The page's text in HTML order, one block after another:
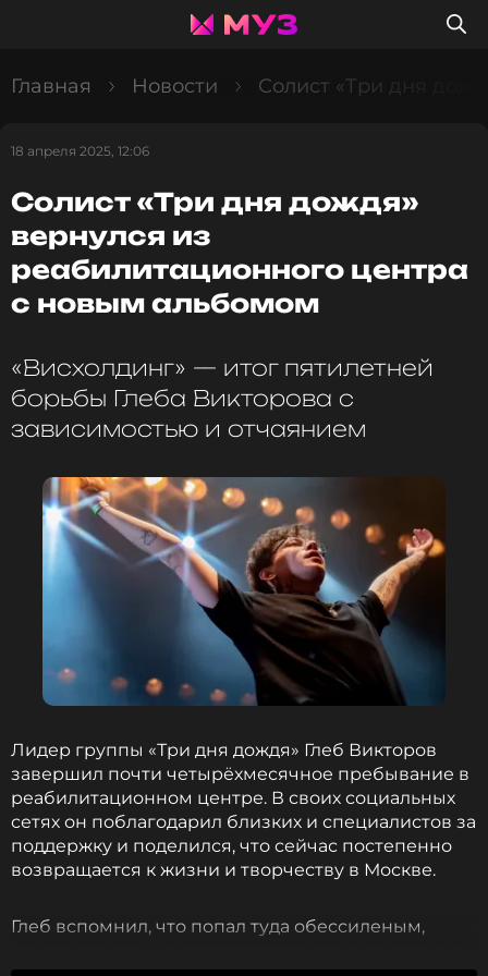
Главная Новости Солист «Три дня
18 апреля 2025, 12:06
Солист «Три дня дождя»
вернулся из
реабилитационного центра
с новым альбомом
«Висхолдинг» — итог пятилетней
борьбы Глеба Викторова с
зависимостью и отчаянием
Лидер группы «Три дня дождя» Глеб Викторов
завершил почти четырёхмесячное пребывание в
реабилитационном центре. В своих социальных
сетях он поблагодарил близких и специалистов за
поддержку и поделился, что сейчас постепенно
возвращается к жизни и творчеству в Москве.
Глеб вспомнил, что попал туда обессиленым,